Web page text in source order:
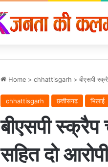
Home > chhattisgarh > बीएसपी
chhattisgarh छत्तीसगढ़ भिलाई
बीएसपी स्क्रैप
सहित दो